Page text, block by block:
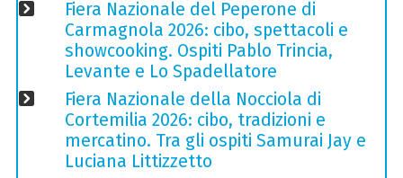
Fiera Nazionale del Peperone di
Carmagnola 2026: cibo, spettacoli e
showcooking. Ospiti Pablo Trincia,
Levante e Lo Spadellatore
Fiera Nazionale della Nocciola di
Cortemilia 2026: cibo, tradizioni e
mercatino. Tra gli ospiti Samurai Jay e
Luciana Littizzetto